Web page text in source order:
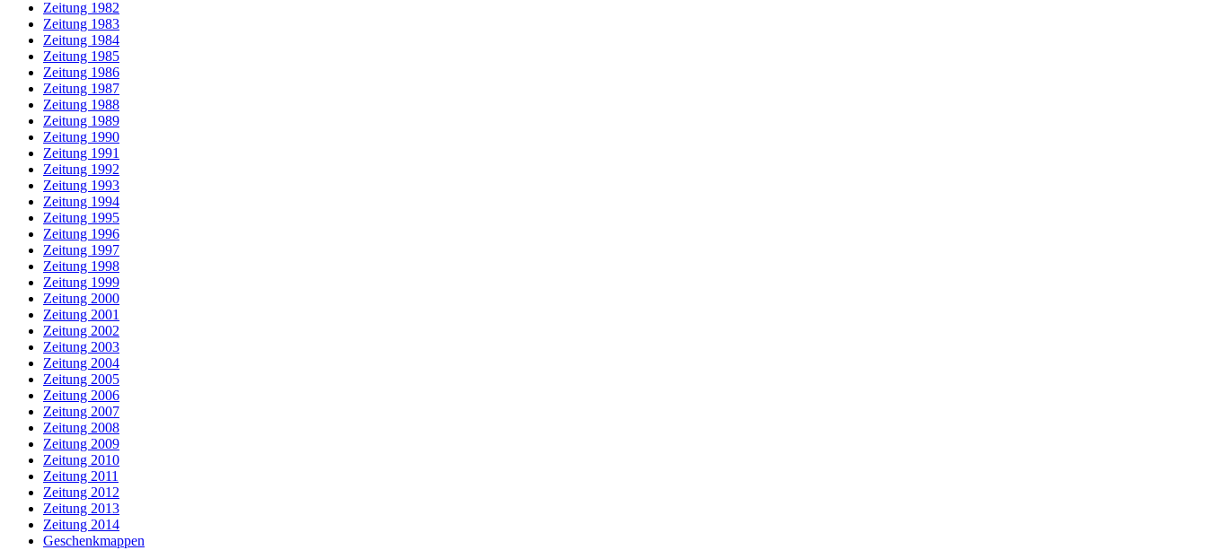
Zeitung 1982
Zeitung 1983
Zeitung 1984
Zeitung 1985
Zeitung 1986
Zeitung 1987
Zeitung 1988
Zeitung 1989
Zeitung 1990
Zeitung 1991
Zeitung 1992
Zeitung 1993
Zeitung 1994
Zeitung 1995
Zeitung 1996
Zeitung 1997
Zeitung 1998
Zeitung 1999
Zeitung 2000
Zeitung 2001
Zeitung 2002
Zeitung 2003
Zeitung 2004
Zeitung 2005
Zeitung 2006
Zeitung 2007
Zeitung 2008
Zeitung 2009
Zeitung 2010
Zeitung 2011
Zeitung 2012
Zeitung 2013
Zeitung 2014
Geschenkmappen